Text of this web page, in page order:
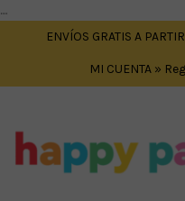
....
ENVÍOS GRATIS A
MI CUENTA »